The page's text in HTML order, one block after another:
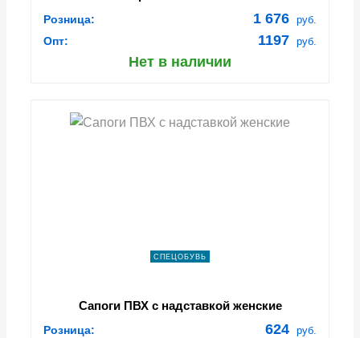
Розница: 1 676 руб.
Опт: 1197 руб.
Нет в наличии
СПЕЦОБУВЬ
Сапоги ПВХ с надставкой женские
Розница: 624 руб.